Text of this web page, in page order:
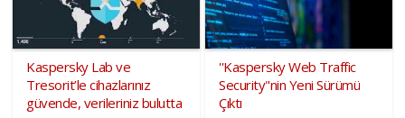
Kaspersky Lab ve
Tresorit’le cihazlarınız
güvende, verileriniz bulutta
''Kaspersky Web Traffic
Security"nin Yeni Sürümü
Çıktı